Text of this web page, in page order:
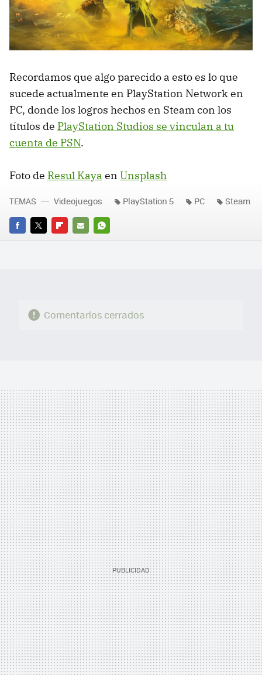
Recordamos que algo parecido a esto es lo que
sucede actualmente en PlayStation Network en
PC, donde los logros hechos en Steam con los
títulos de PlayStation Studios se vinculan a tu
cuenta de PSN.
Foto de Resul Kaya en Unsplash
FACEBOOK
TWITTERFLIPBOARD
E-
WHATSAPP
TEMAS Videojuegos PlayStation 5 PC Steam
Comentarios cerrados